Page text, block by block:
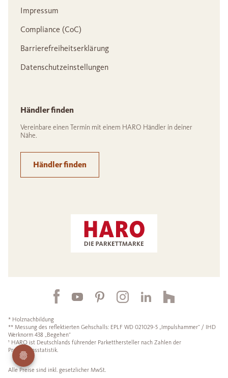
Impressum
Compliance (CoC)
Barrierefreiheitserklärung
Datenschutzeinstellungen
Händler finden
Vereinbare einen Termin mit einem HARO Händler in deiner
Nähe.
Händler finden
* Holznachbildung
** Messung des reflektierten Gehschalls: EPLF WD 021029-5 „Impulshammer“ / IHD
Werknorm 438 „Begehen“
¹ HARO ist Deutschlands führender Parketthersteller nach Zahlen der
Produktionsstatistik.
Alle Preise sind inkl. gesetzlicher MwSt.